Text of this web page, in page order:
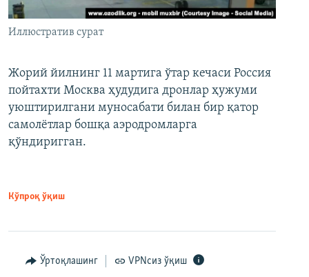
Иллюстратив сурат
Жорий йилнинг 11 мартига ўтар кечаси Россия
пойтахти Москва ҳудудига дронлар ҳужуми
уюштирилгани муносабати билан бир қатор
самолётлар бошқа аэродромларга
қўндиригган.
Кўпроқ ўқиш
Ўртоқлашинг VPNсиз ўқиш